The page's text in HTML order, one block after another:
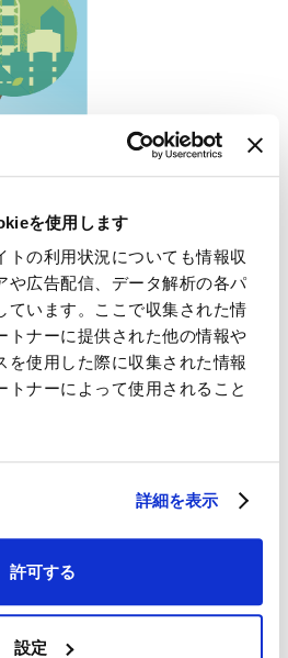
を使用します
トの利用状況についても情報収
や広告配信、データ解析の各パ
ています。ここで収集された情
トナーに提供された他の情報や
を使用した際に収集された情報
トナーによって使用されること
詳細を表示
許可する
設定
配信通知メールをご希望の方
へ
わせ内容 」部分に「IHI技報配信
頂きご連絡ください。
Updatesトップへ